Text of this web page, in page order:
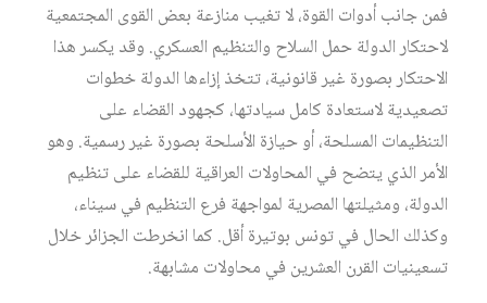
فمن جانب أدوات القوة، لا تغيب منازعة بعض القوى المجتمعية
لاحتكار الدولة حمل السلاح والتنظيم العسكري. وقد يكسر هذا
الاحتكار بصورة غير قانونية، تتخذ إزاءها الدولة خطوات
تصعيدية لاستعادة كامل سيادتها، كجهود القضاء على
التنظيمات المسلحة، أو حيازة الأسلحة بصورة غير رسمية. وهو
الأمر الذي يتضح في المحاولات العراقية للقضاء على تنظيم
الدولة، ومثيلتها المصرية لمواجهة فرع التنظيم في سيناء،
وكذلك الحال في تونس بوتيرة أقل. كما انخرطت الجزائر خلال
تسعينيات القرن العشرين في محاولات مشابهة.